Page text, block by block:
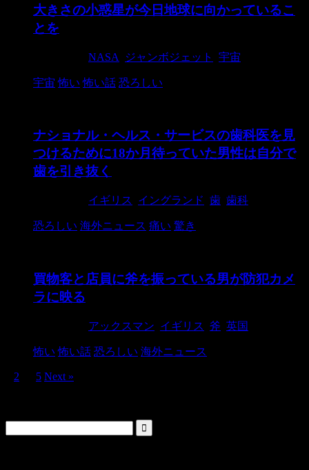
大きさの小惑星が今日地球に向かっているこ
とを
NASA ジャンボジェット 宇宙
宇宙 怖い 怖い話 恐ろしい
ナショナル・ヘルス・サービスの歯科医を見
つけるために18か月待っていた男性は自分で
歯を引き抜く
イギリス イングランド 歯 歯科
恐ろしい 海外ニュース 痛い 驚き
買物客と店員に斧を振っている男が防犯カメ
ラに映る
アックスマン イギリス 斧 英国
怖い 怖い話 恐ろしい 海外ニュース
2 5 Next »